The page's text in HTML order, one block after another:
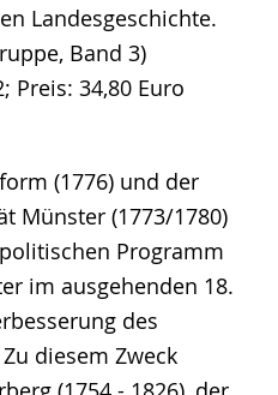
Landesgeschichte.
Band 3)
Preis: 34,80 Euro
(1776) und der
Münster (1773/1780)
Programm
im ausgehenden 18.
des
diesem Zweck